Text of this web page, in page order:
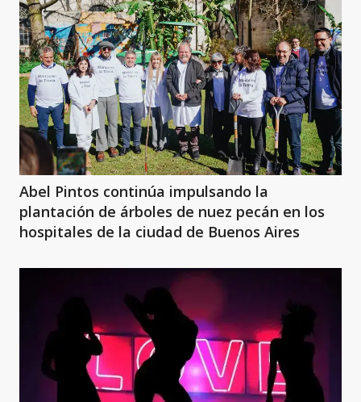
Abel Pintos continúa impulsando la
plantación de árboles de nuez pecán en los
hospitales de la ciudad de Buenos Aires